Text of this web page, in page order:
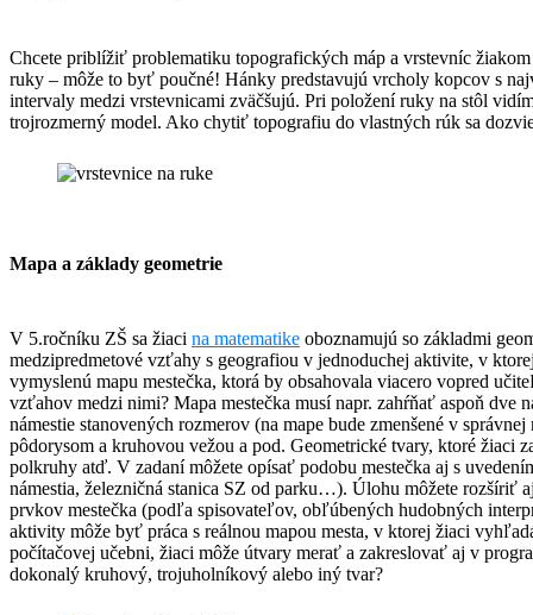
Chcete priblížiť problematiku topografických máp a vrstevníc
ruky – môže to byť poučné! Hánky predstavujú vrcholy kopcov s
intervaly medzi vrstevnicami zväčšujú. Pri položení ruky na stôl
trojrozmerný model. Ako chytiť topografiu do vlastných rúk sa
Mapa a základy geometrie
V 5.ročníku ZŠ sa žiaci na matematike oboznamujú so základmi
medzipredmetové vzťahy s geografiou v jednoduchej aktivite, v
vymyslenú mapu mestečka, ktorá by obsahovala viacero vopred
vzťahov medzi nimi? Mapa mestečka musí napr. zahŕňať aspoň dve
námestie stanovených rozmerov (na mape bude zmenšené v
pôdorysom a kruhovou vežou a pod. Geometrické tvary, ktoré
polkruhy atď. V zadaní môžete opísať podobu mestečka aj s
námestia, železničná stanica SZ od parku…). Úlohu môžete rozšíriť
prvkov mestečka (podľa spisovateľov, obľúbených hudobných
aktivity môže byť práca s reálnou mapou mesta, v ktorej žiaci
počítačovej učebni, žiaci môže útvary merať a zakreslovať aj v
dokonalý kruhový, trojuholníkový alebo iný tvar?